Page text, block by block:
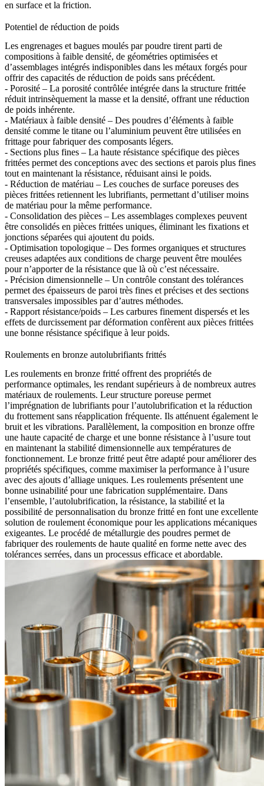
en surface et la friction.
Potentiel de réduction de poids
Les engrenages et bagues moulés par poudre tirent parti de
compositions à faible densité, de géométries optimisées et
d’assemblages intégrés indisponibles dans les métaux forgés pour
offrir des capacités de réduction de poids sans précédent.
- Porosité – La porosité contrôlée intégrée dans la structure frittée
réduit intrinsèquement la masse et la densité, offrant une réduction
de poids inhérente.
- Matériaux à faible densité – Des poudres d’éléments à faible
densité comme le titane ou l’aluminium peuvent être utilisées en
frittage pour fabriquer des composants légers.
- Sections plus fines – La haute résistance spécifique des pièces
frittées permet des conceptions avec des sections et parois plus fines
tout en maintenant la résistance, réduisant ainsi le poids.
- Réduction de matériau – Les couches de surface poreuses des
pièces frittées retiennent les lubrifiants, permettant d’utiliser moins
de matériau pour la même performance.
- Consolidation des pièces – Les assemblages complexes peuvent
être consolidés en pièces frittées uniques, éliminant les fixations et
jonctions séparées qui ajoutent du poids.
- Optimisation topologique – Des formes organiques et structures
creuses adaptées aux conditions de charge peuvent être moulées
pour n’apporter de la résistance que là où c’est nécessaire.
- Précision dimensionnelle – Un contrôle constant des tolérances
permet des épaisseurs de paroi très fines et précises et des sections
transversales impossibles par d’autres méthodes.
- Rapport résistance/poids – Les carbures finement dispersés et les
effets de durcissement par déformation confèrent aux pièces frittées
une bonne résistance spécifique à leur poids.
Roulements en bronze autolubrifiants frittés
Les roulements en bronze fritté offrent des propriétés de
performance optimales, les rendant supérieurs à de nombreux autres
matériaux de roulements. Leur structure poreuse permet
l’imprégnation de lubrifiants pour l’autolubrification et la réduction
du frottement sans réapplication fréquente. Ils atténuent également le
bruit et les vibrations. Parallèlement, la composition en bronze offre
une haute capacité de charge et une bonne résistance à l’usure tout
en maintenant la stabilité dimensionnelle aux températures de
fonctionnement. Le bronze fritté peut être adapté pour améliorer des
propriétés spécifiques, comme maximiser la performance à l’usure
avec des ajouts d’alliage uniques. Les roulements présentent une
bonne usinabilité pour une fabrication supplémentaire. Dans
l’ensemble, l’autolubrification, la résistance, la stabilité et la
possibilité de personnalisation du bronze fritté en font une excellente
solution de roulement économique pour les applications mécaniques
exigeantes. Le procédé de métallurgie des poudres permet de
fabriquer des roulements de haute qualité en forme nette avec des
tolérances serrées, dans un processus efficace et abordable.